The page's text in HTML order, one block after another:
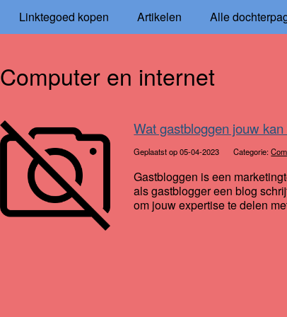
Linktegoed kopen Artikelen Alle
Computer en internet
Wat gastbloggen jouw
Geplaatst op 05-04-2023 Categorie:
Gastbloggen is een
als gastblogger een blog
om jouw expertise te delen